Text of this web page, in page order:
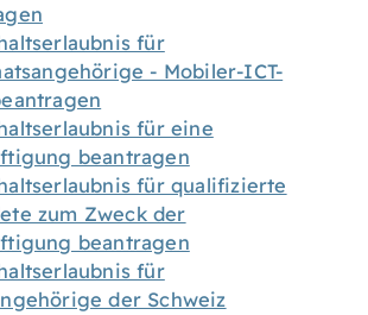
für
- Mobiler-ICT-
für eine
beantragen
für qualifizierte
zum Zweck der
beantragen
für
der Schweiz